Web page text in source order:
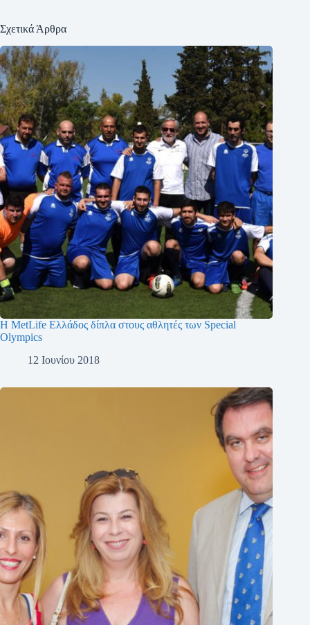
Σχετικά Άρθρα
Η MetLife Ελλάδος δίπλα στους αθλητές των Special
Olympics
12 Ιουνίου 2018